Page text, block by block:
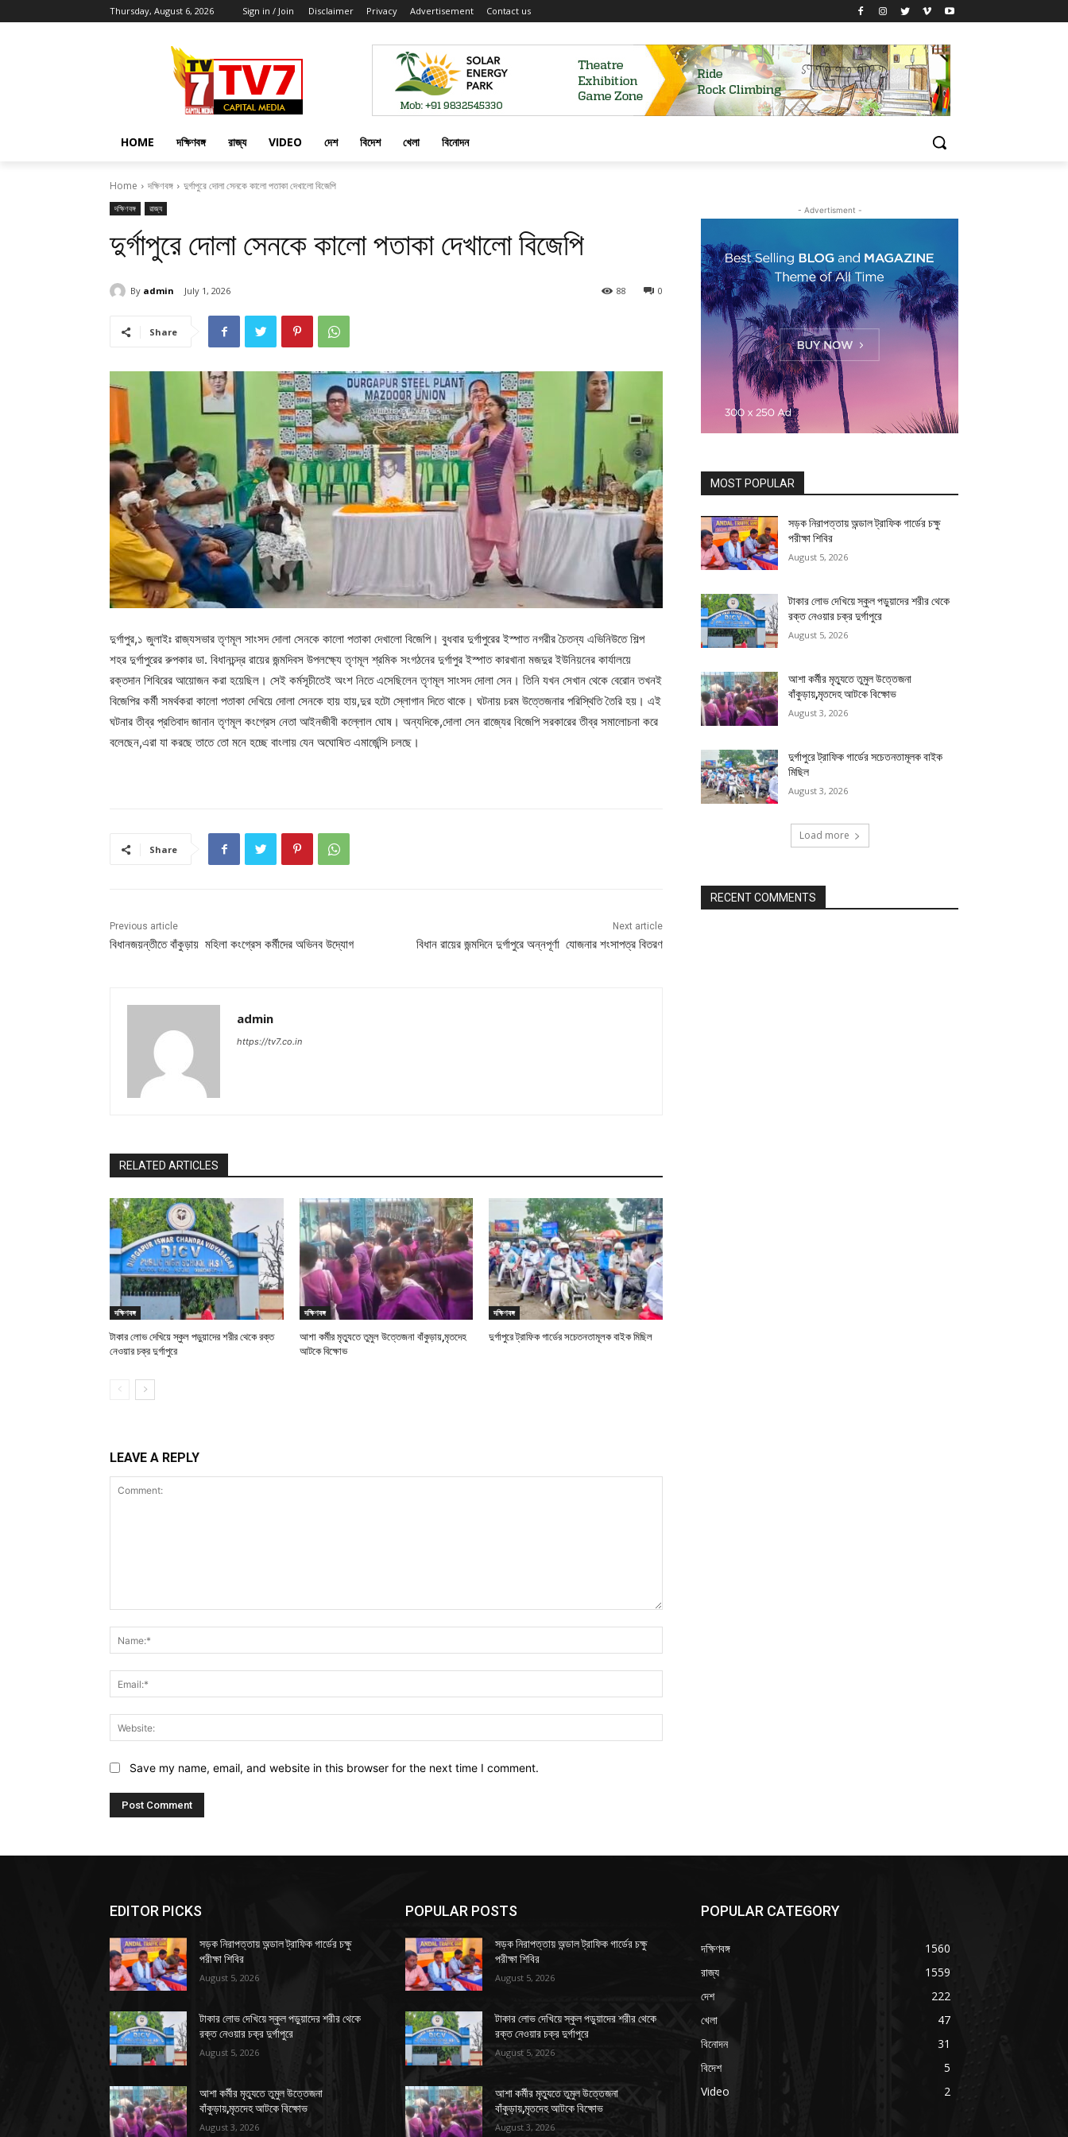
Thursday, August 6, 2026 Sign in / Join Disclaimer Privacy Advertisement Contact us
HOME দক্ষিণবঙ্গ রাজ্য VIDEO দেশ বিদেশ খেলা বিনোদন
Home দক্ষিণবঙ্গ দুর্গাপুরে দোলা সেনকে কালো পতাকা দেখালো বিজেপি
দক্ষিণবঙ্গ রাজ্য
দুর্গাপুরে দোলা সেনকে কালো পতাকা দেখালো বিজেপি
By admin July 1, 2026 0
88
Share
দুর্গাপুর,১ জুলাইঃ রাজ্যসভার তৃণমূল সাংসদ দোলা সেনকে কালো পতাকা দেখালো বিজেপি। বুধবার দুর্গাপুরের ইস্পাত নগরীর চৈতন্য এভিনিউতে শিল্প
শহর দুর্গাপুরের রুপকার ডা. বিধানচন্দ্র রায়ের জন্মদিবস উপলক্ষ্যে তৃণমূল শ্রমিক সংগঠনের দুর্গাপুর ইস্পাত কারখানা মজদুর ইউনিয়নের কার্যালয়ে
রক্তদান শিবিরের আয়োজন করা হয়েছিল। সেই কর্মসূচীতেই অংশ নিতে এসেছিলেন তৃণমূল সাংসদ দোলা সেন। তিনি যখন সেখান থেকে বেরোন তখনই
বিজেপির কর্মী সমর্থকরা কালো পতাকা দেখিয়ে দোলা সেনকে হায় হায়,দুর হটো স্লোগান দিতে থাকে। ঘটনায় চরম উত্তেজনার পরিস্থিতি তৈরি হয়। এই
ঘটনার তীব্র প্রতিবাদ জানান তৃণমূল কংগ্রেস নেতা আইনজীবী কল্লোল ঘোষ। অন্যদিকে,দোলা সেন রাজ্যের বিজেপি সরকারের তীব্র সমালোচনা করে
বলেছেন,এরা যা করছে তাতে তো মনে হচ্ছে বাংলায় যেন অঘোষিত এমার্জেন্সি চলছে।
Share
Previous article
বিধানজয়ন্তীতে বাঁকুড়ায় মহিলা কংগ্রেস কর্মীদের অভিনব উদ্যোগ
Next article
বিধান রায়ের জন্মদিনে দুর্গাপুরে অন্নপূর্ণা যোজনার শংসাপত্র বিতরণ
admin
https://tv7.co.in
RELATED ARTICLES
দক্ষিণবঙ্গ
টাকার লোভ দেখিয়ে স্কুল পড়ুয়াদের শরীর থেকে রক্ত
নেওয়ার চক্র দুর্গাপুরে
দক্ষিণবঙ্গ
আশা কর্মীর মৃত্যুতে তুমুল উত্তেজনা বাঁকুড়ায়,মৃতদেহ
আটকে বিক্ষোভ
দক্ষিণবঙ্গ
দুর্গাপুরে ট্রাফিক গার্ডের সচেতনতামূলক বাইক মিছিল
LEAVE A REPLY
Save my name, email, and website in this browser for the next time I comment.
- Advertisment -
MOST POPULAR
সড়ক নিরাপত্তায় অন্ডাল ট্রাফিক গার্ডের চক্ষু
পরীক্ষা শিবির
August 5, 2026
টাকার লোভ দেখিয়ে স্কুল পড়ুয়াদের শরীর থেকে
রক্ত নেওয়ার চক্র দুর্গাপুরে
August 5, 2026
আশা কর্মীর মৃত্যুতে তুমুল উত্তেজনা
বাঁকুড়ায়,মৃতদেহ আটকে বিক্ষোভ
August 3, 2026
দুর্গাপুরে ট্রাফিক গার্ডের সচেতনতামূলক বাইক
মিছিল
August 3, 2026
Load more
RECENT COMMENTS
EDITOR PICKS
সড়ক নিরাপত্তায় অন্ডাল ট্রাফিক গার্ডের চক্ষু
পরীক্ষা শিবির
August 5, 2026
টাকার লোভ দেখিয়ে স্কুল পড়ুয়াদের শরীর থেকে
রক্ত নেওয়ার চক্র দুর্গাপুরে
August 5, 2026
আশা কর্মীর মৃত্যুতে তুমুল উত্তেজনা
বাঁকুড়ায়,মৃতদেহ আটকে বিক্ষোভ
August 3, 2026
POPULAR POSTS
সড়ক নিরাপত্তায় অন্ডাল ট্রাফিক গার্ডের চক্ষু
পরীক্ষা শিবির
August 5, 2026
টাকার লোভ দেখিয়ে স্কুল পড়ুয়াদের শরীর থেকে
রক্ত নেওয়ার চক্র দুর্গাপুরে
August 5, 2026
আশা কর্মীর মৃত্যুতে তুমুল উত্তেজনা
বাঁকুড়ায়,মৃতদেহ আটকে বিক্ষোভ
August 3, 2026
POPULAR CATEGORY
দক্ষিণবঙ্গ
1560
রাজ্য
1559
দেশ
222
খেলা
47
বিনোদন
31
বিদেশ
5
Video
2